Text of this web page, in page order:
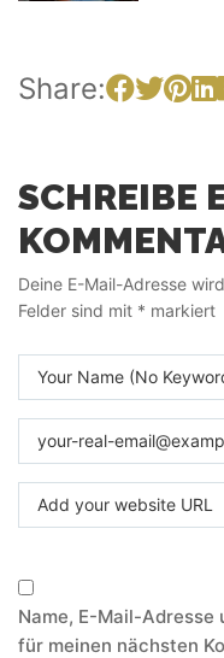
Share:
SCHREIBE
Deine E-Mail-Adresse
Felder sind mit * markiert
Name, E-Mail-Adresse
für meinen nächsten